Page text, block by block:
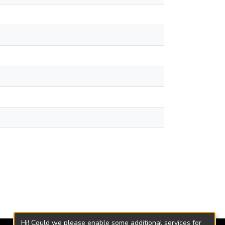
Hi! Could we please enable some additional services for